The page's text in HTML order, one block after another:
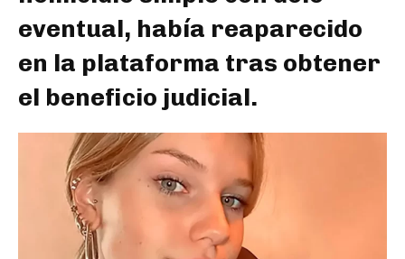
eventual, había reaparecido
en la plataforma tras obtener
el beneficio judicial.